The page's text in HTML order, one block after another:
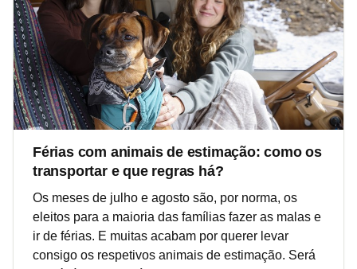
Férias com animais de estimação: como os
transportar e que regras há?
Os meses de julho e agosto são, por norma, os
eleitos para a maioria das famílias fazer as malas e
ir de férias. E muitas acabam por querer levar
consigo os respetivos animais de estimação. Será